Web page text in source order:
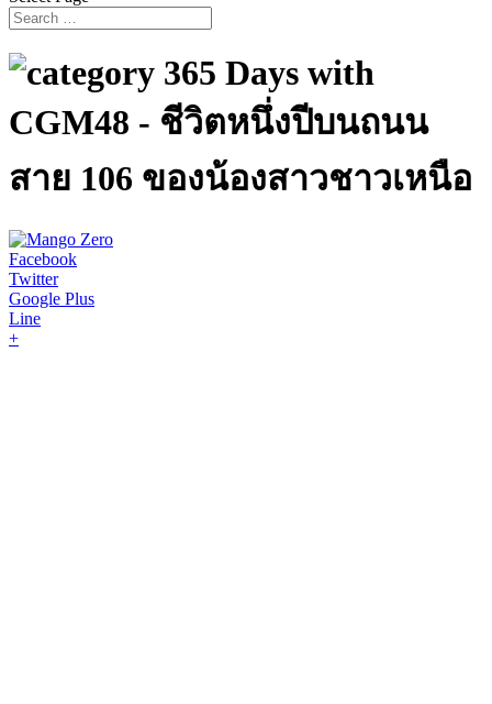
365 Days with
CGM48 - ชีวิตหนึ่งปีบนถนน
สาย 106 ของน้องสาวชาวเหนือ
Facebook
Twitter
Google Plus
Line
+